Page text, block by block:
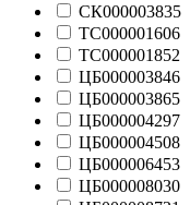
СК000003835
ТС000001606
ТС000001852
ЦБ000003846
ЦБ000003865
ЦБ000004297
ЦБ000004508
ЦБ000006453
ЦБ000008030